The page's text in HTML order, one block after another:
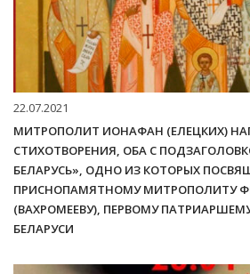
22.07.2021
МИТРОПОЛИТ ИОНАФАН (ЕЛЕЦКИХ)
СТИХОТВОРЕНИЯ, ОБА С
БЕЛАРУСЬ», ОДНО ИЗ КОТОРЫХ
ПРИСНОПАМЯТНОМУ МИТРОПОЛИТУ
(ВАХРОМЕЕВУ), ПЕРВОМУ
БЕЛАРУСИ